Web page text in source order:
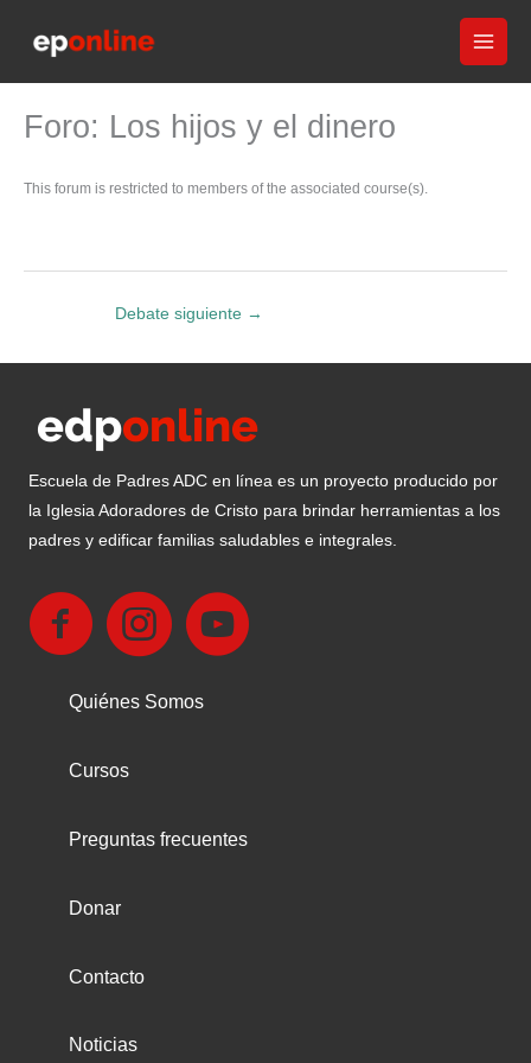
Foro: Los hijos y el dinero
This forum is restricted to members of the associated course(s).
Debate siguiente →
Escuela de Padres ADC en línea es un proyecto producido por
la Iglesia Adoradores de Cristo para brindar herramientas a los
padres y edificar familias saludables e integrales.
Quiénes Somos
Cursos
Preguntas frecuentes
Donar
Contacto
Noticias